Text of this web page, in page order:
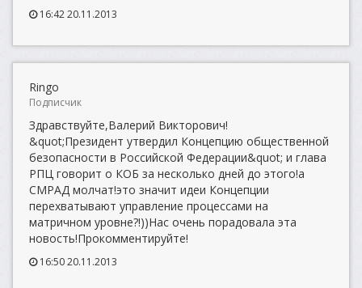
16:42 20.11.2013
Ringo
Подписчик
Здравствуйте,Валерий Викторович!
&quot;Президент утвердил Концепцию общественной
безопасности в Российской Федерации&quot; и глава
РПЦ говорит о КОБ за несколько дней до этого!а
СМРАД молчат!это значит идеи Концепции
перехватывают управление процессами на
матричном уровне?!))Нас очень порадовала эта
новость!Прокомментируйте!
16:50 20.11.2013